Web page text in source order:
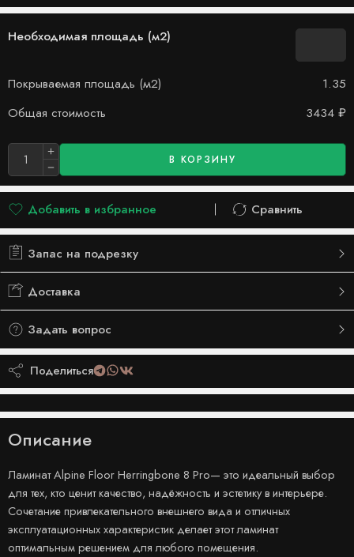
Необходимая площадь (м2)
Покрываемая площадь (м2)
1.35
Общая стоимость
3434 ₽
В КОРЗИНУ
Добавить в избранное
Добавлено в список желаний
Сравнить
Сравнить
Запас на подрезку
Доставка
Задать вопрос
Поделиться
Описание
Ламинат Alpine Floor Herringbone 8 Pro— это идеальный выбор
для тех, кто ценит качество, надёжность и эстетику в интерьере.
Сочетание привлекательного внешнего вида и отличных
эксплуатационных характеристик делает этот ламинат
оптимальным решением для любого помещения.